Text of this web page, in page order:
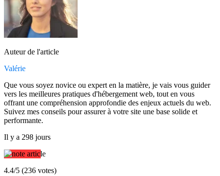
Auteur de l'article
Valérie
Que vous soyez novice ou expert en la matière, je vais vous guider
vers les meilleures pratiques d'hébergement web, tout en vous
offrant une compréhension approfondie des enjeux actuels du web.
Suivez mes conseils pour assurer à votre site une base solide et
performante.
Il y a 298 jours
4.4/5 (236 votes)